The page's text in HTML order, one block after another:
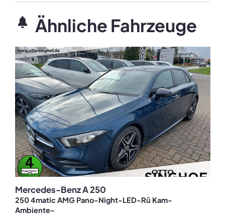
Ähnliche Fahrzeuge
Mercedes-BenzA 250
250 4matic AMG Pano-Night-LED-Rü Kam-
Ambiente-